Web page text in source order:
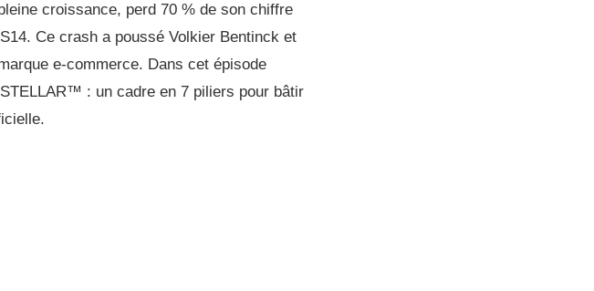
croissance, perd 70 % de son chiffre
Ce crash a poussé Volkier Bentinck et
e-commerce. Dans cet épisode
: un cadre en 7 piliers pour bâtir